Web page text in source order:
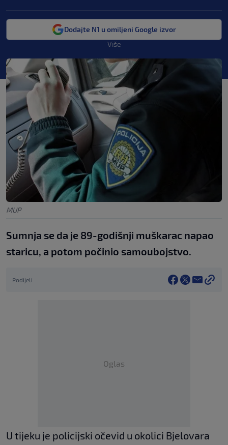
Dodajte N1 u omiljeni Google izvor
Više
MUP
Sumnja se da je 89-godišnji muškarac napao
staricu, a potom počinio samoubojstvo.
Podijeli
Oglas
U tijeku je policijski očevid u okolici Bjelovara